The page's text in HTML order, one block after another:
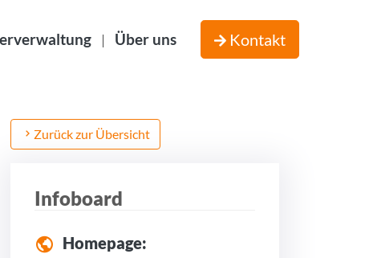
| Über uns Kontakt
Zurück zur Übersicht
Infoboard
Homepage: